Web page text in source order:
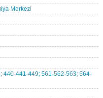
Merkezi
440-441-449; 561-562-563; 564-